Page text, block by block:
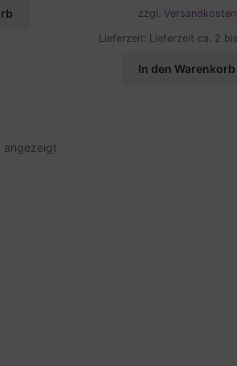
23,80 €
zzgl. Versandkosten
Lieferzeit: Lieferzeit ca. 2
In den Warenkorb
angezeigt